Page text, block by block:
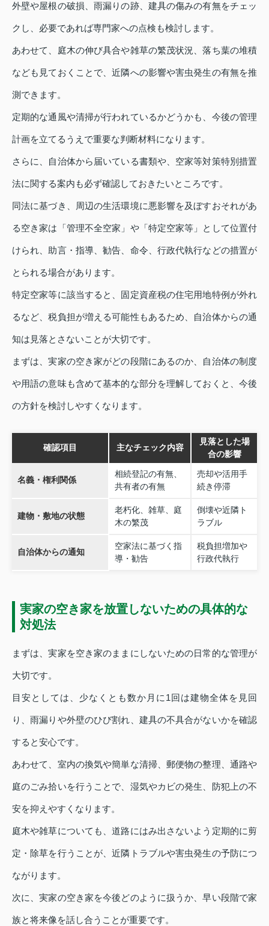
外壁や屋根の破損、雨漏りの跡、建具の傷みの有無をチェッ
クし、必要であれば専門家への点検も検討します。
あわせて、庭木の伸び具合や雑草の繁茂状況、落ち葉の堆積
なども見ておくことで、近隣への影響や害虫発生の有無を推
測できます。
定期的な通風や清掃が行われているかどうかも、今後の管理
計画を立てるうえで重要な判断材料になります。
さらに、自治体から届いている書類や、空家等対策特別措置
法に関する案内も必ず確認しておきたいところです。
同法に基づき、周辺の生活環境に悪影響を及ぼすおそれがあ
る空き家は「管理不全空家」や「特定空家等」として位置付
けられ、助言・指導、勧告、命令、行政代執行などの措置が
とられる場合があります。
特定空家等に該当すると、固定資産税の住宅用地特例が外れ
るなど、税負担が増える可能性もあるため、自治体からの通
知は見落とさないことが大切です。
まずは、実家の空き家がどの段階にあるのか、自治体の制度
や用語の意味も含めて基本的な部分を理解しておくと、今後
の方針を検討しやすくなります。
確認項目 主なチェック内容
見落とした場
合の影響
名義・権利関係
相続登記の有無、
共有者の有無
売却や活用手
続き停滞
建物・敷地の状態
老朽化、雑草、庭
木の繁茂
倒壊や近隣ト
ラブル
自治体からの通知
空家法に基づく指
導・勧告
税負担増加や
行政代執行
実家の空き家を放置しないための具体的な
対処法
まずは、実家を空き家のままにしないための日常的な管理が
大切です。
目安としては、少なくとも数か月に1回は建物全体を見回
り、雨漏りや外壁のひび割れ、建具の不具合がないかを確認
すると安心です。
あわせて、室内の換気や簡単な清掃、郵便物の整理、通路や
庭のごみ拾いを行うことで、湿気やカビの発生、防犯上の不
安を抑えやすくなります。
庭木や雑草についても、道路にはみ出さないよう定期的に剪
定・除草を行うことが、近隣トラブルや害虫発生の予防につ
ながります。
次に、実家の空き家を今後どのように扱うか、早い段階で家
族と将来像を話し合うことが重要です。